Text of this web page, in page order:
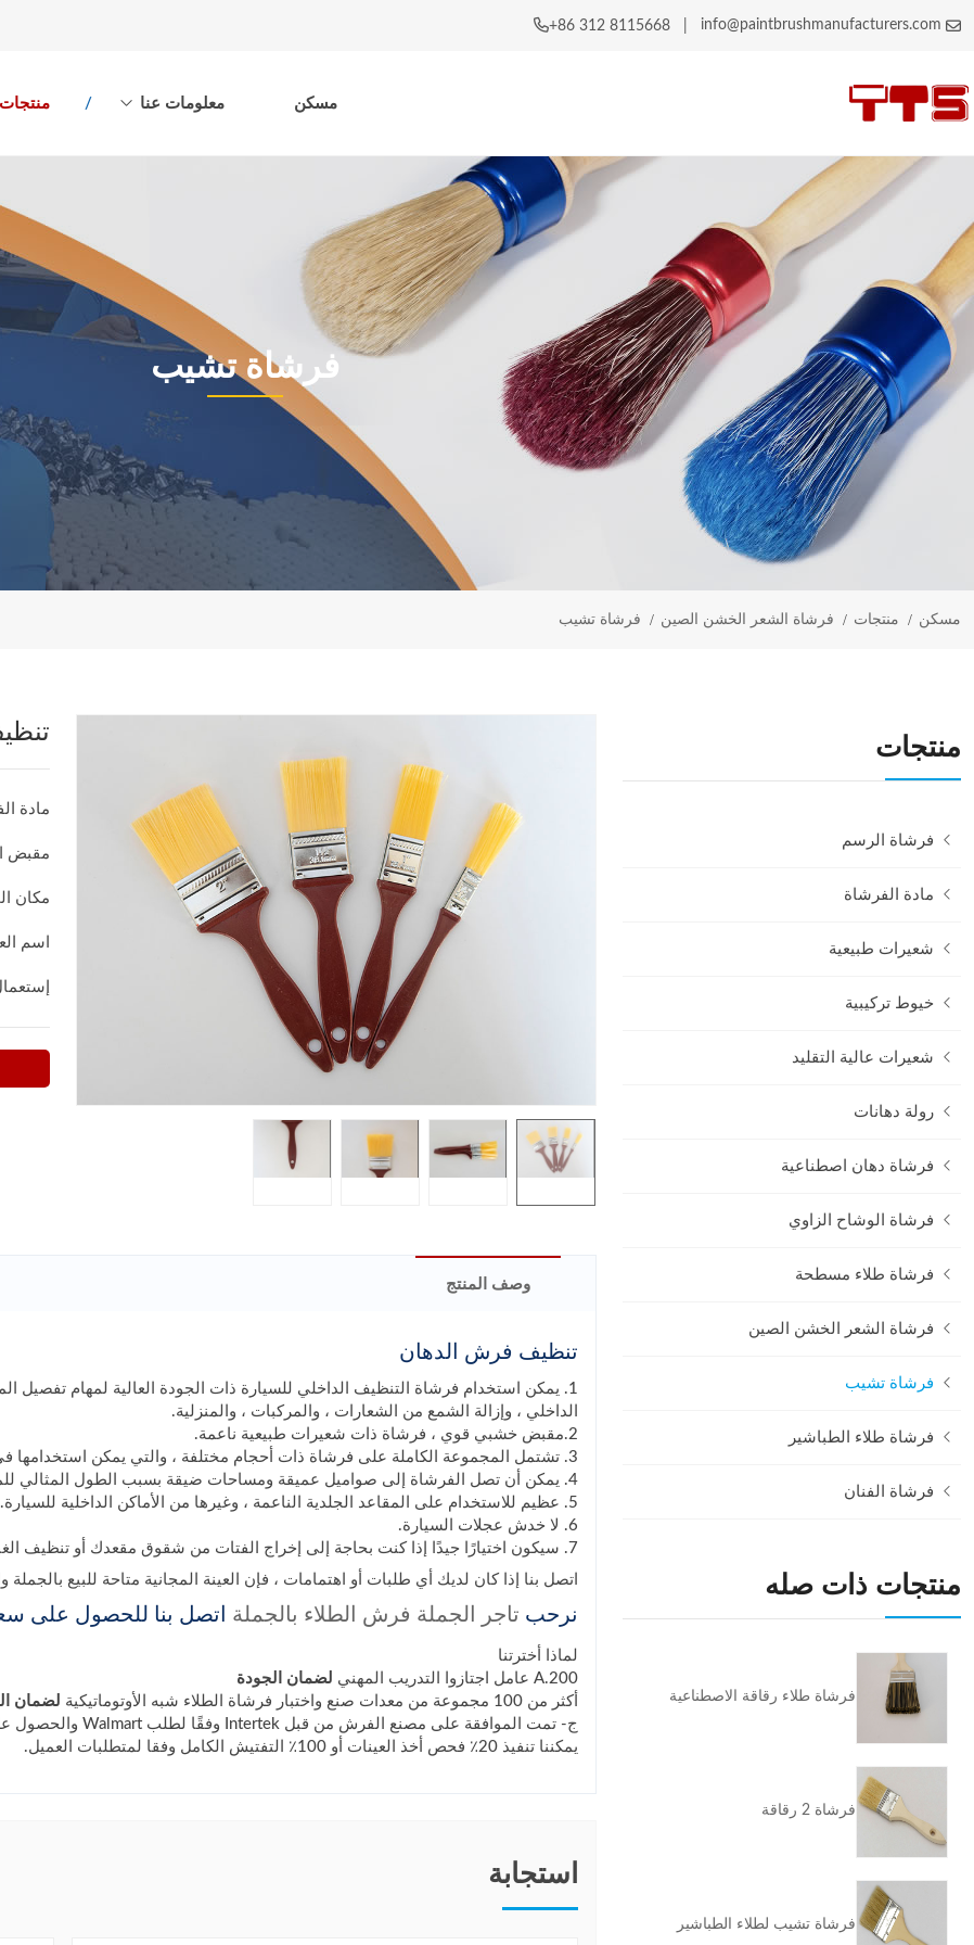
info@paintbrushmanufacturers.com
+86 312 8115668
مسكن معلومات عنا منتجات
فرشاة تشيب
مسكن منتجات فرشاة الشعر الخشن الصين فرشاة تشيب
مادة
مقبض
مكان
اسم
وصف المنتج
تنظيف فرش الدهان
1. يمكن استخدام فرشاة التنظيف الداخلي للسيارة ذات الجودة العالية لمهام تفصيل
الداخلي ، وإزالة الشمع من الشعارات ، والمركبات ، والمنزلية.
2.مقبض خشبي قوي ، فرشاة ذات شعيرات طبيعية ناعمة.
3. تشتمل المجموعة الكاملة على فرشاة ذات أحجام مختلفة ، والتي يمكن استخدامها في المكان المطلوب.
4. يمكن أن تصل الفرشاة إلى صواميل عميقة ومساحات ضيقة بسبب الطول المثالي للمقبض.
5. عظيم للاستخدام على المقاعد الجلدية الناعمة ، وغيرها من الأماكن الداخلية للسيارة.
6. لا خدش عجلات السيارة.
7. سيكون اختيارًا جيدًا إذا كنت بحاجة إلى إخراج الفتات من شقوق مقعدك أو تنظيف الغبار في فتحات التهوية.
اتصل بنا إذا كان لديك أي طلبات أو اهتمامات ، فإن العينة المجانية متاحة للبيع
نرحب تاجر الجملة فرش الطلاء بالجملة اتصل بنا للحصول على
لماذا أخترتنا
A.200 عامل اجتازوا التدريب المهني
لضمان الجودة
أكثر من 100 مجموعة من معدات صنع واختبار فرشاة الطلاء شبه الأوتوماتيكية
لضمان
ج- تمت الموافقة على مصنع الفرش من قبل Intertek وفقًا لطلب Walmart والحصول على شهادة WCA و SQP
يمكننا تنفيذ 20٪ فحص أخذ العينات أو 100٪ التفتيش الكامل وفقا لمتطلبات العميل.
استجابة
منتجات
فرشاة الرسم
مادة الفرشاة
شعيرات طبيعية
خيوط تركيبية
شعيرات عالية التقليد
رولة دهانات
فرشاة دهان اصطناعية
فرشاة الوشاح الزاوي
فرشاة طلاء مسطحة
فرشاة الشعر الخشن الصين
فرشاة تشيب
فرشاة طلاء الطباشير
فرشاة الفنان
منتجات ذات صله
فرشاة طلاء رقاقة الاصطناعية
فرشاة 2 رقاقة
فرشاة تشيب لطلاء الطباشير